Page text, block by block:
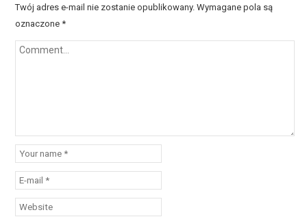
Twój adres e-mail nie zostanie opublikowany. Wymagane pola są
oznaczone*